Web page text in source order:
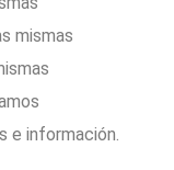
mismas
e información.